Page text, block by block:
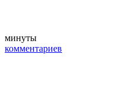
минуты
комментариев